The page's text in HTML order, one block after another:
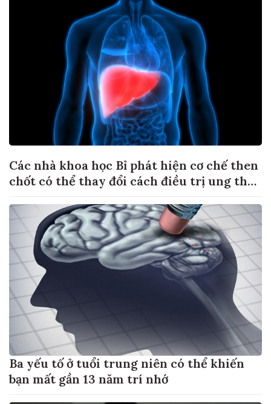
Các nhà khoa học Bỉ phát hiện cơ chế then
chốt có thể thay đổi cách điều trị ung thư
Ba yếu tố ở tuổi trung niên có thể khiến
bạn mất gần 13 năm trí nhớ